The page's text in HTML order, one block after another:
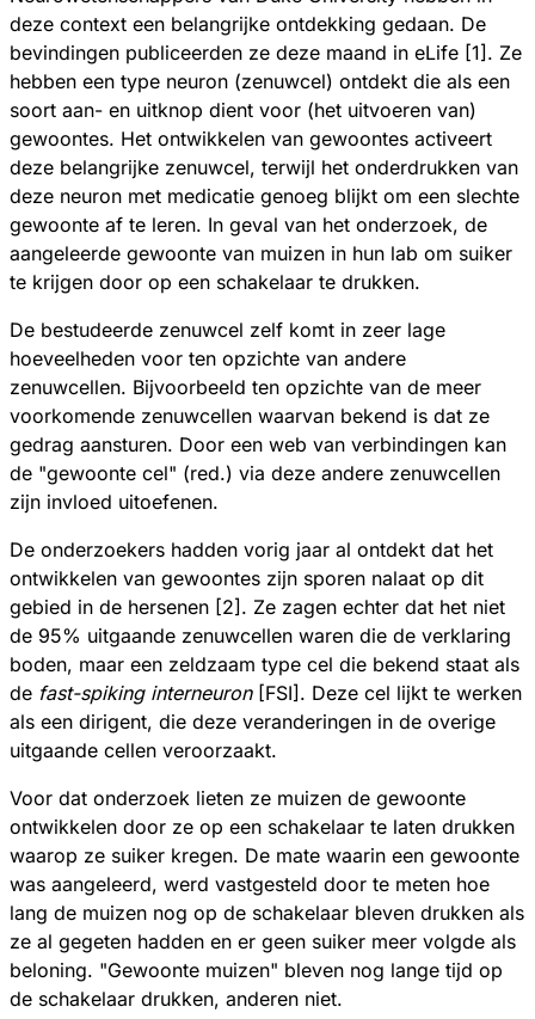
deze context een belangrijke ontdekking gedaan. De
bevindingen publiceerden ze deze maand in eLife [1]. Ze
hebben een type neuron (zenuwcel) ontdekt die als een
soort aan- en uitknop dient voor (het uitvoeren van)
gewoontes. Het ontwikkelen van gewoontes activeert
deze belangrijke zenuwcel, terwijl het onderdrukken van
deze neuron met medicatie genoeg blijkt om een slechte
gewoonte af te leren. In geval van het onderzoek, de
aangeleerde gewoonte van muizen in hun lab om suiker
te krijgen door op een schakelaar te drukken.
De bestudeerde zenuwcel zelf komt in zeer lage
hoeveelheden voor ten opzichte van andere
zenuwcellen. Bijvoorbeeld ten opzichte van de meer
voorkomende zenuwcellen waarvan bekend is dat ze
gedrag aansturen. Door een web van verbindingen kan
de "gewoonte cel" (red.) via deze andere zenuwcellen
zijn invloed uitoefenen.
De onderzoekers hadden vorig jaar al ontdekt dat het
ontwikkelen van gewoontes zijn sporen nalaat op dit
gebied in de hersenen [2]. Ze zagen echter dat het niet
de 95% uitgaande zenuwcellen waren die de verklaring
boden, maar een zeldzaam type cel die bekend staat als
de fast-spiking interneuron [FSI]. Deze cel lijkt te werken
als een dirigent, die deze veranderingen in de overige
uitgaande cellen veroorzaakt.
Voor dat onderzoek lieten ze muizen de gewoonte
ontwikkelen door ze op een schakelaar te laten drukken
waarop ze suiker kregen. De mate waarin een gewoonte
was aangeleerd, werd vastgesteld door te meten hoe
lang de muizen nog op de schakelaar bleven drukken als
ze al gegeten hadden en er geen suiker meer volgde als
beloning. "Gewoonte muizen" bleven nog lange tijd op
de schakelaar drukken, anderen niet.